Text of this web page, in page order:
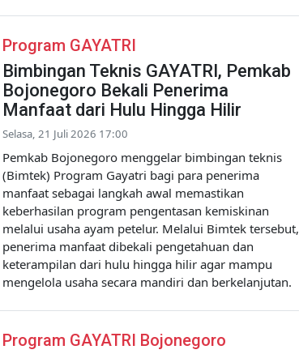
Program GAYATRI
Bimbingan Teknis GAYATRI, Pemkab
Bojonegoro Bekali Penerima
Manfaat dari Hulu Hingga Hilir
Selasa, 21 Juli 2026 17:00
Pemkab Bojonegoro menggelar bimbingan teknis
(Bimtek) Program Gayatri bagi para penerima
manfaat sebagai langkah awal memastikan
keberhasilan program pengentasan kemiskinan
melalui usaha ayam petelur. Melalui Bimtek tersebut,
penerima manfaat dibekali pengetahuan dan
keterampilan dari hulu hingga hilir agar mampu
mengelola usaha secara mandiri dan berkelanjutan.
Program GAYATRI Bojonegoro